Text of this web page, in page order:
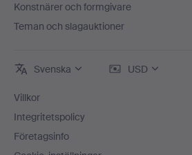
Konstnärer och formgivare
Teman och slagauktioner
Svenska USD
Villkor
Integritetspolicy
Företagsinfo